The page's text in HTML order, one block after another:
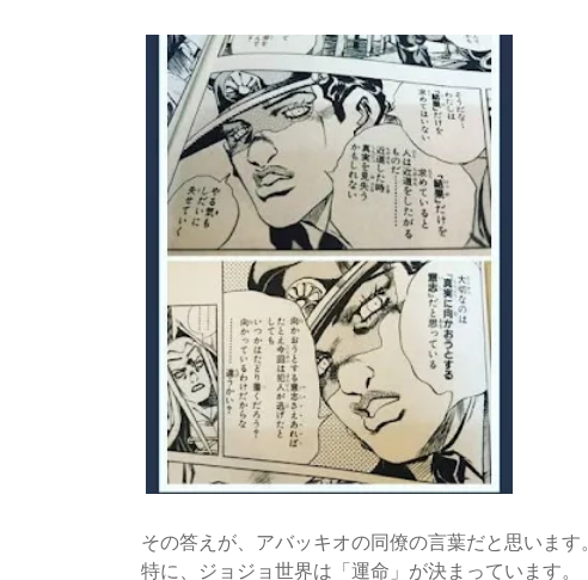
その答えが、アバッキオの同僚の言葉だと思います。
特に、ジョジョ世界は「運命」が決まっています。